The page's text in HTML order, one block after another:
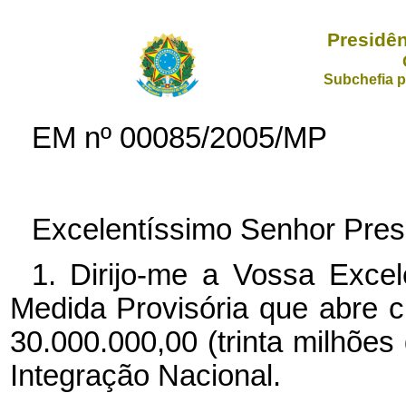
Subchefia
EM nº 00085/2005/MP
Excelentíssimo Senhor
1. Dirijo-me a Vossa
Medida Provisória que abre
30.000.000,00 (trinta
Integração Nacional.